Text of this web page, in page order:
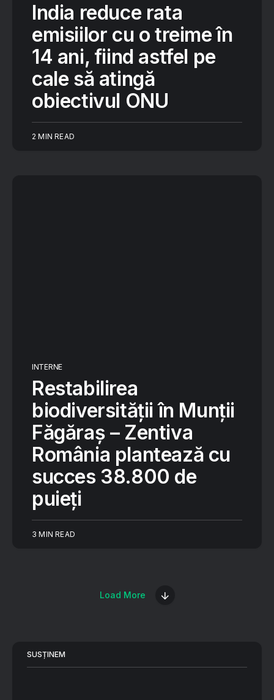
India reduce rata
emisiilor cu o treime în
14 ani, fiind astfel pe
cale să atingă
obiectivul ONU
2 MIN READ
INTERNE
Restabilirea
biodiversității în Munții
Făgăraș – Zentiva
România plantează cu
succes 38.800 de
puieți
3 MIN READ
Load More
SUSȚINEM